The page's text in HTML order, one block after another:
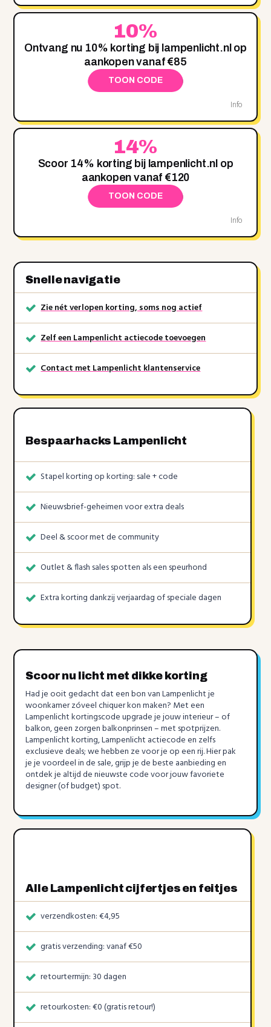
10%
Ontvang nu 10% korting bij lampenlicht.nl op
aankopen vanaf €85
TOON CODE
Info
14%
Scoor 14% korting bij lampenlicht.nl op
aankopen vanaf €120
TOON CODE
Info
Snelle navigatie
Zie nét verlopen korting, soms nog actief
Zelf een Lampenlicht actiecode toevoegen
Contact met Lampenlicht klantenservice
Bespaarhacks Lampenlicht
Stapel korting op korting: sale + code
Nieuwsbrief-geheimen voor extra deals
Deel & scoor met de community
Outlet & flash sales spotten als een speurhond
Extra korting dankzij verjaardag of speciale dagen
Scoor nu licht met dikke korting
Had je ooit gedacht dat een bon van Lampenlicht je
woonkamer zóveel chiquer kon maken? Met een
Lampenlicht kortingscode upgrade je jouw interieur – of
balkon, geen zorgen balkonprinsen – met spotprijzen.
Lampenlicht korting, Lampenlicht actiecode en zelfs
exclusieve deals; we hebben ze voor je op een rij. Hier pak
je je voordeel in de sale, grijp je de beste aanbieding en
ontdek je altijd de nieuwste code voor jouw favoriete
designer (of budget) spot.
Alle Lampenlicht cijfertjes en feitjes
verzendkosten: €4,95
gratis verzending: vanaf €50
retourtermijn: 30 dagen
retourkosten: €0 (gratis retour!)